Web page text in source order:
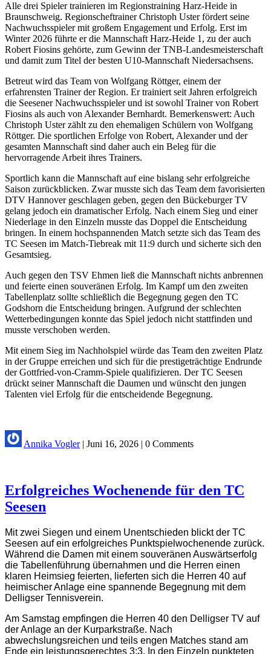
Alle drei Spieler trainieren im Regionstraining Harz-Heide in
Braunschweig. Regionscheftrainer Christoph Uster fördert seine
Nachwuchsspieler mit großem Engagement und Erfolg. Erst im
Winter 2026 führte er die Mannschaft Harz-Heide 1, zu der auch
Robert Fiosins gehörte, zum Gewinn der TNB-Landesmeisterschaft
und damit zum Titel der besten U10-Mannschaft Niedersachsens.
Betreut wird das Team von Wolfgang Röttger, einem der
erfahrensten Trainer der Region. Er trainiert seit Jahren erfolgreich
die Seesener Nachwuchsspieler und ist sowohl Trainer von Robert
Fiosins als auch von Alexander Bernhardt. Bemerkenswert: Auch
Christoph Uster zählt zu den ehemaligen Schülern von Wolfgang
Röttger. Die sportlichen Erfolge von Robert, Alexander und der
gesamten Mannschaft sind daher auch ein Beleg für die
hervorragende Arbeit ihres Trainers.
Sportlich kann die Mannschaft auf eine bislang sehr erfolgreiche
Saison zurückblicken. Zwar musste sich das Team dem favorisierten
DTV Hannover geschlagen geben, gegen den Bückeburger TV
gelang jedoch ein dramatischer Erfolg. Nach einem Sieg und einer
Niederlage in den Einzeln musste das Doppel die Entscheidung
bringen. In einem hochspannenden Match setzte sich das Team des
TC Seesen im Match-Tiebreak mit 11:9 durch und sicherte sich den
Gesamtsieg.
Auch gegen den TSV Ehmen ließ die Mannschaft nichts anbrennen
und feierte einen souveränen Erfolg. Im Kampf um den zweiten
Tabellenplatz sollte schließlich die Begegnung gegen den TC
Godshorn die Entscheidung bringen. Aufgrund der schlechten
Wetterbedingungen konnte das Spiel jedoch nicht stattfinden und
musste verschoben werden.
Mit einem Sieg im Nachholspiel würde das Team den zweiten Platz
in der Gruppe erreichen und sich für die prestigeträchtige Endrunde
der Gottfried-von-Cramm-Spiele qualifizieren. Der TC Seesen
drückt seiner Mannschaft die Daumen und wünscht den jungen
Talenten viel Erfolg für die entscheidende Begegnung.
Annika Vogler| Juni 16, 2026 | 0 Comments
Erfolgreiches Wochenende für den TC
Seesen
Mit zwei Siegen und einem Unentschieden blickt der TC
Seesen auf ein erfolgreiches Punktspielwochenende zurück.
Während die Damen mit einem souveränen Auswärtserfolg
die Tabellenführung übernahmen und die Herren einen
klaren Heimsieg feierten, lieferten sich die Herren 40 auf
heimischer Anlage eine spannende Begegnung mit dem
Delligser Tennisverein.
Am Samstag empfingen die Herren 40 den Delligser TV auf
der Anlage an der Kurparkstraße. Nach
abwechslungsreichen und teils engen Matches stand am
Ende ein leistungsgerechtes 3:3. In den Einzeln punkteten